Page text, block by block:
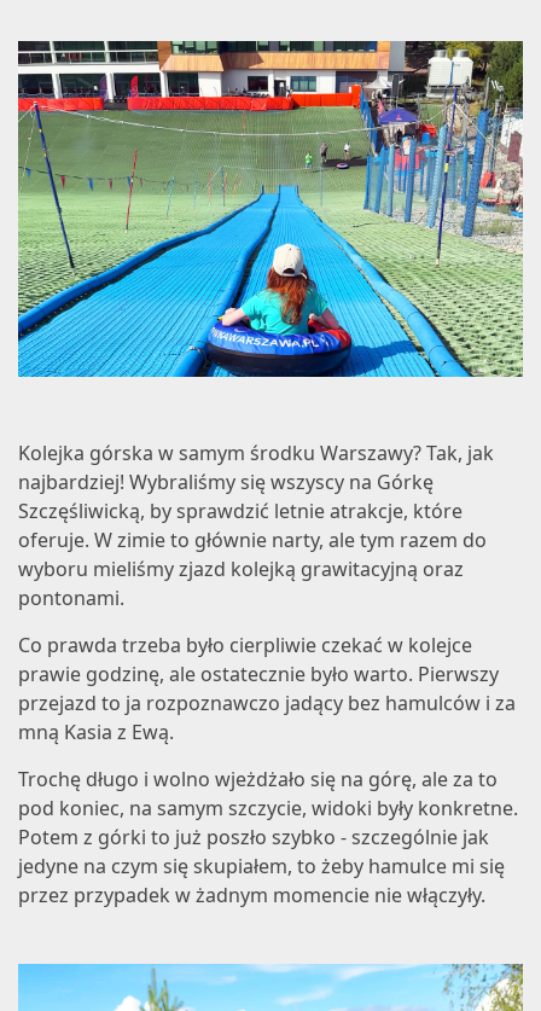
Kolejka górska w samym środku Warszawy? Tak, jak
najbardziej! Wybraliśmy się wszyscy na Górkę
Szczęśliwicką, by sprawdzić letnie atrakcje, które
oferuje. W zimie to głównie narty, ale tym razem do
wyboru mieliśmyzjazd kolejką grawitacyjną oraz
pontonami.
Co prawda trzeba było cierpliwie czekać w kolejce
prawie godzinę, ale ostatecznie było warto. Pierwszy
przejazd to ja rozpoznawczo jadący bez hamulców i za
mną Kasia z Ewą.
Trochę długo i wolno wjeżdżało się na górę, ale za to
pod koniec, na samym szczycie, widoki były konkretne.
Potem z górki to już poszło szybko - szczególnie jak
jedyne na czym się skupiałem, to żeby hamulce mi się
przez przypadek w żadnym momencie nie włączyły.